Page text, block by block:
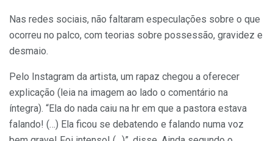
Nas redes sociais, não faltaram especulações sobre o que
ocorreu no palco, com teorias sobre possessão, gravidez e
desmaio.
Pelo Instagram da artista, um rapaz chegou a oferecer
explicação (leia na imagem ao lado o comentário na
íntegra). “Ela do nada caiu na hr em que a pastora estava
falando! (…) Ela ficou se debatendo e falando numa voz